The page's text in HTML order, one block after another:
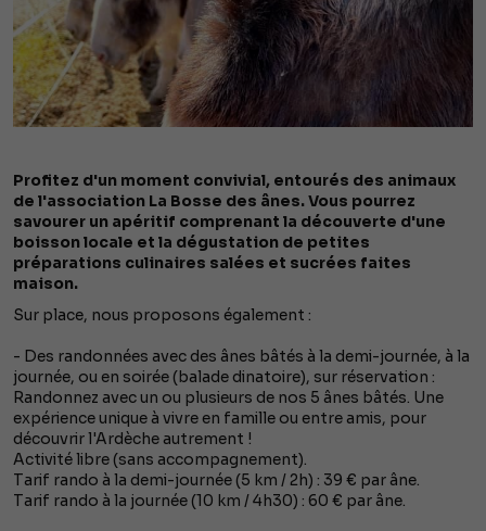
Profitez d'un moment convivial, entourés des animaux
de l'association La Bosse des ânes. Vous pourrez
savourer un apéritif comprenant la découverte d'une
boisson locale et la dégustation de petites
préparations culinaires salées et sucrées faites
maison.
Sur place, nous proposons également :
- Des randonnées avec des ânes bâtés à la demi-journée, à la
journée, ou en soirée (balade dinatoire), sur réservation :
Randonnez avec un ou plusieurs de nos 5 ânes bâtés. Une
expérience unique à vivre en famille ou entre amis, pour
découvrir l'Ardèche autrement !
Activité libre (sans accompagnement).
Tarif rando à la demi-journée (5 km / 2h) : 39 € par âne.
Tarif rando à la journée (10 km / 4h30) : 60 € par âne.